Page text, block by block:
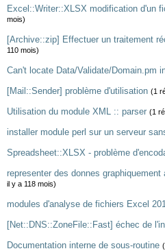
Excel::Writer::XLSX modification d'un
mois)
[Archive::zip] Effectuer un traitement
110 mois)
Can't locate Data/Validate/Domain.pm
[Mail::Sender] problème d'utilisation (1
Utilisation du module XML :: parser (1
installer module perl sur un serveur
Spreadsheet::XLSX - problème
representer des donnes
il y a 118 mois)
modules d'analyse de fichiers Excel
[Net::DNS::ZoneFile::Fast] échec de
Documentation interne de sous-routine